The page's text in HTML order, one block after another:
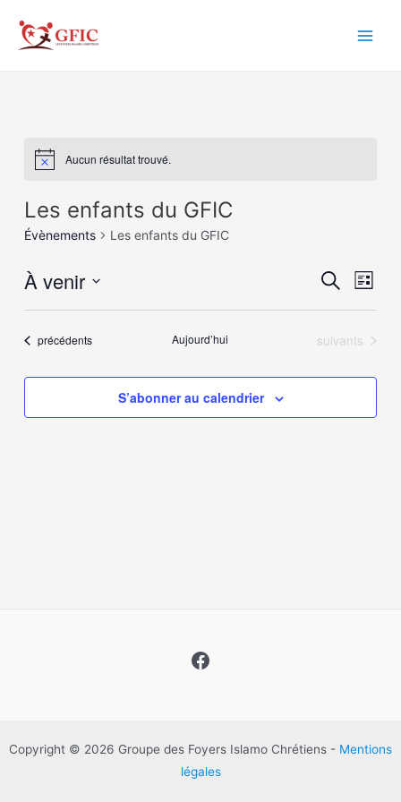
contenu
Aucun résultat trouvé.
Les enfants du GFIC
Évènements Les enfants du GFIC
et
Recherche
de
Liste
À venir
date.
Évènements
précédents Aujourd’hui Évènements
suivants
S’abonner au calendrier
Facebook
Copyright © 2026 Groupe des Foyers Islamo Chrétiens - Mentions
légales